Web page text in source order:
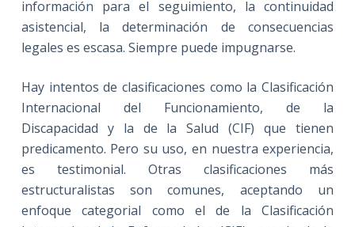
información para el seguimiento, la continuidad
asistencial, la determinación de consecuencias
legales es escasa. Siempre puede impugnarse.
Hay intentos de clasificaciones como la Clasificación
Internacional del Funcionamiento, de la
Discapacidad y la de la Salud (CIF) que tienen
predicamento. Pero su uso, en nuestra experiencia,
es testimonial. Otras clasificaciones más
estructuralistas son comunes, aceptando un
enfoque categorial como el de la Clasificación